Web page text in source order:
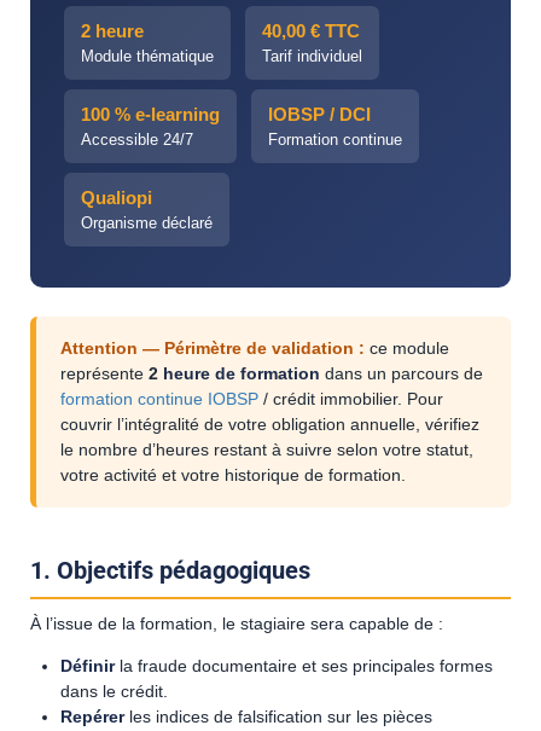
2 heure
Module thématique
40,00 € TTC
Tarif individuel
100 % e-learning
Accessible 24/7
IOBSP / DCI
Formation continue
Qualiopi
Organisme déclaré
Attention — Périmètre de validation : ce module
représente 2 heure de formation dans un parcours de
formation continue IOBSP / crédit immobilier. Pour
couvrir l’intégralité de votre obligation annuelle, vérifiez
le nombre d’heures restant à suivre selon votre statut,
votre activité et votre historique de formation.
1. Objectifs pédagogiques
À l’issue de la formation, le stagiaire sera capable de :
Définirla fraude documentaire et ses principales formes
dans le crédit.
Repérerles indices de falsification sur les pièces